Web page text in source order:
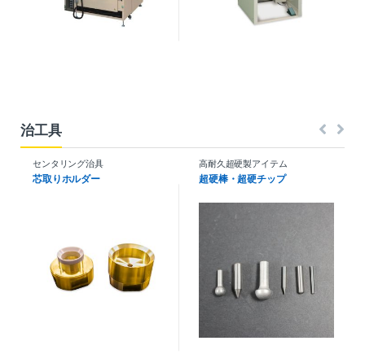
治工具
センタリング治具
芯取りホルダー
高耐久超硬製アイテム
超硬棒・超硬チップ